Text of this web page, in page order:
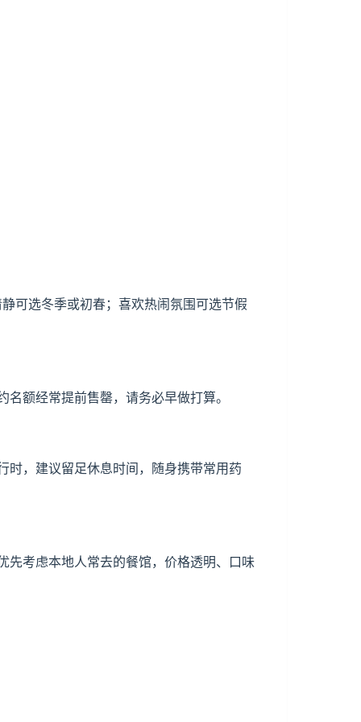
可选冬季或初春；喜欢热闹氛围可选节假
额经常提前售罄，请务必早做打算。
时，建议留足休息时间，随身携带常用药
先考虑本地人常去的餐馆，价格透明、口味